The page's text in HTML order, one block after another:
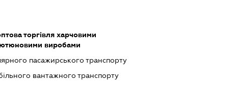
торгівля харчовими
виробами
пасажирського транспорту
вантажного транспорту